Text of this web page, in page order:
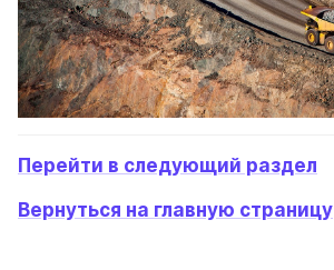
Перейти в следующий раздел
Вернуться на главную страницу